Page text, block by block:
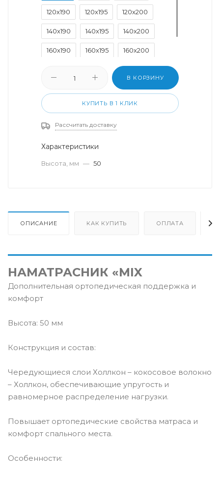
120x190 120x195 120x200
140x190 140x195 140x200
160x190 160x195 160x200
200x200
В КОРЗИНУ
КУПИТЬ В 1 КЛИК
Рассчитать доставку
Характеристики
Высота, мм — 50
ОПИСАНИЕ КАК КУПИТЬ ОПЛАТА
НАМАТРАСНИК «MIX
Дополнительная ортопедическая поддержка и
комфорт
Высота: 50 мм
Конструкция и состав:
Чередующиеся слои Холлкон – кокосовое волокно
– Холлкон, обеспечивающие упругость и
равномерное распределение нагрузки.
Повышает ортопедические свойства матраса и
комфорт спального места.
Особенности: